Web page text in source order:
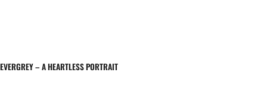
EVERGREY – A HEARTLESS PORTRAIT